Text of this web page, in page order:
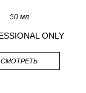
50 мл
ONLY
СМОТРЕТЬ